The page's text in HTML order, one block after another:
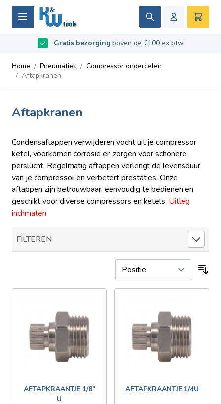
Ga naar de inhoud
Zoek
Gratis bezorging boven de €100 ex btw
Beoordeeld met9.5/10- Gebaseerd op 669 recensies
Home / Pneumatiek / Compressor onderdelen
/ Aftapkranen
Aftapkranen
Condensaftappen verwijderen vocht uit je compressor
ketel, voorkomen corrosie en zorgen voor schonere
perslucht. Regelmatig aftappen verlengt de levensduur
van je compressor en verbetert prestaties. Onze
aftappen zijn betrouwbaar, eenvoudig te bedienen en
geschikt voor diverse compressors en ketels. Uitleg
inchmaten
FILTEREN
AFTAPKRAANTJE 1/8"
U
AFTAPKRAANTJE 1/4U